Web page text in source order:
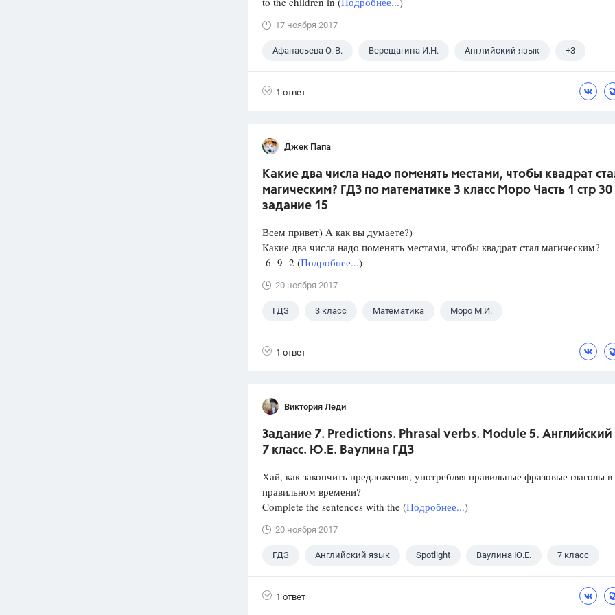
17 ноября 2017
Афанасьева О. В. Верещагина И.Н. Английский язык +3
1 ответ
Джек Папа
Какие два числа надо поменять местами, чтобы квадрат
магическим? ГДЗ по математике 3 класс Моро Часть 1 стр 30
задание 15
Всем привет) А как вы думаете?)
Какие два числа надо поменять местами, чтобы квадрат стал магическим?
6 9 2 (Подробнее...)
20 ноября 2017
ГДЗ 3 класс Математика Моро М.И.
1 ответ
Виктория Леди
Задание 7. Predictions. Phrasal verbs. Module 5. Английский
7 класс. Ю.Е. Ваулина ГДЗ
Хай, как закончить предложения, употребляя правильные фразовые глаголы в
правильном времени?
Complete the sentences with the (Подробнее...)
20 ноября 2017
ГДЗ Английский язык Spotlight Ваулина Ю.Е. 7 класс
1 ответ